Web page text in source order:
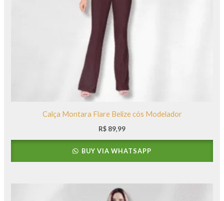
Calça Montara Flare Belize cós Modelador
R$ 89,99
BUY VIA WHATSAPP